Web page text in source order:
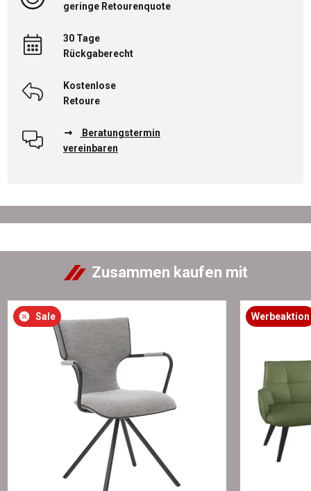
geringe Retourenquote
30 Tage
Rückgaberecht
Kostenlose
Retoure
Beratungstermin
vereinbaren
Zusammen kaufen mit
Sale Werbeaktion